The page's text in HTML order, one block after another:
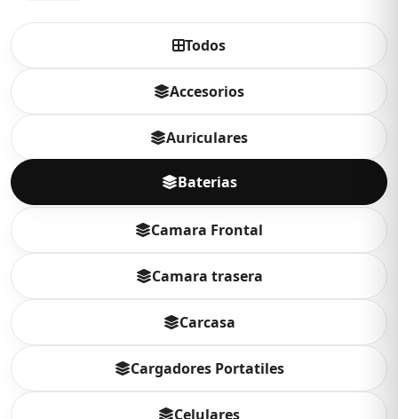
Todos
Accesorios
Auriculares
Baterias
Camara Frontal
Camara trasera
Carcasa
Cargadores Portatiles
Celulares